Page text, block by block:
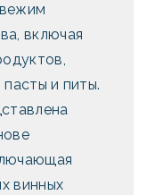
включая
и питы.
винных